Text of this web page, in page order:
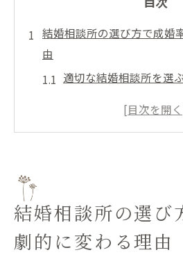
結婚相談所の選び方で成婚
由
適切な結婚相談所を選
成婚率の高い結婚相談
結婚相談所の成婚率を
成功者に学ぶ結婚相談所で
結婚相談所の選び
劇的に変わる理由